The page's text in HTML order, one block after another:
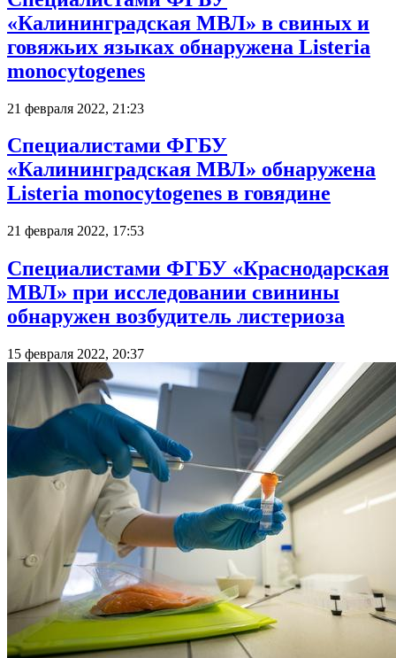
«Калининградская МВЛ» в свиных и
говяжьих языках обнаружена Listeria
monocytogenes
21 февраля 2022, 21:23
Специалистами ФГБУ
«Калининградская МВЛ» обнаружена
Listeria monocytogenes в говядине
21 февраля 2022, 17:53
Специалистами ФГБУ «Краснодарская
МВЛ» при исследовании свинины
обнаружен возбудитель листериоза
15 февраля 2022, 20:37